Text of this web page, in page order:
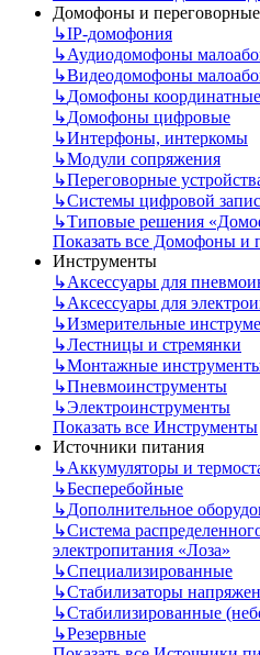
Домофоны и переговорные
↳IP-домофония
↳Аудиодомофоны
↳Видеодомофоны
↳Домофоны координатные
↳Домофоны цифровые
↳Интерфоны, интеркомы
↳Модули сопряжения
↳Переговорные
↳Системы цифровой
↳Типовые решения
Показать все Домофоны и
Инструменты
↳Аксессуары для
↳Аксессуары для
↳Измерительные
↳Лестницы и стремянки
↳Монтажные
↳Пневмоинструменты
↳Электроинструменты
Показать все Инструменты
Источники питания
↳Аккумуляторы и
↳Бесперебойные
↳Дополнительное
↳Система
электропитания «Лоза»
↳Специализированные
↳Стабилизаторы
↳Стабилизированные
↳Резервные